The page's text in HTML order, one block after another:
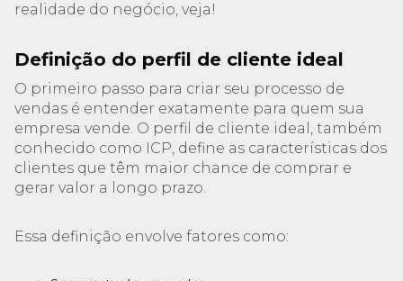
realidade do negócio, veja!
Definição do perfil de cliente ideal
O primeiro passo para criar seu processo de
vendas é entender exatamente para quem sua
empresa vende. O perfil de cliente ideal, também
conhecido como ICP, define as características dos
clientes que têm maior chance de comprar e
gerar valor a longo prazo.
Essa definição envolve fatores como: